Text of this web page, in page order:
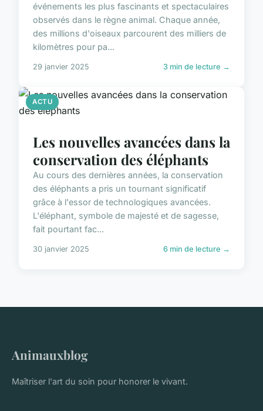
événements les plus fascinants et spectaculaires
observés dans le règne animal. Chaque année,
des millions d'oiseaux parcourent des milliers de
kilomètres pour pa...
29 janvier 2025 3 min de lecture →
ACTU
Les nouvelles avancées dans la
conservation des éléphants
Au cours des dernières années, la conservation
des éléphants a pris un tournant significatif
grâce à l'essor de technologiques avancées.
L'éléphant, symbole de majesté et de sagesse,
fait pourtant fac...
30 janvier 2025 6 min de lecture →
Animauxblog
Maîtriser l'art du soin pour honorer le vivant.